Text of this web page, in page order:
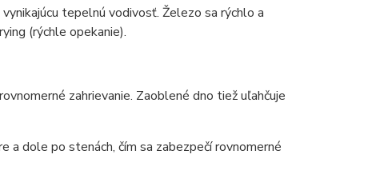
tepelnú vodivosť. Železo sa rýchlo a
(rýchle opekanie).
zahrievanie. Zaoblené dno tiež uľahčuje
a dole po stenách, čím sa zabezpečí rovnomerné